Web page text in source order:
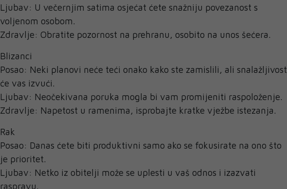
Ljubav: U večernjim satima osjećat ćete snažniju povezanost s
voljenom osobom.
Zdravlje: Obratite pozornost na prehranu, osobito na unos šećera.
Blizanci
Posao: Neki planovi neće teći onako kako ste zamislili, ali snalažljivost
će vas izvući.
Ljubav: Neočekivana poruka mogla bi vam promijeniti raspoloženje.
Zdravlje: Napetost u ramenima, isprobajte kratke vježbe istezanja.
Rak
Posao: Danas ćete biti produktivni samo ako se fokusirate na ono što
je prioritet.
Ljubav: Netko iz obitelji može se uplesti u vaš odnos i izazvati
raspravu.